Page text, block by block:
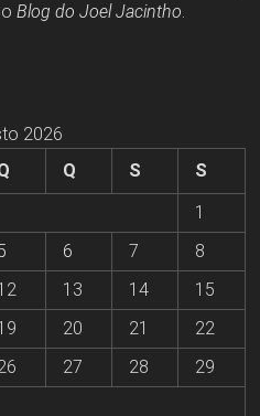
Blog do Joel Jacintho.
2026
Q S
S
1
6 7
8
13 14
15
20 21
22
27 28
29